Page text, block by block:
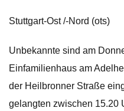
Stuttgart-Ost /-Nord (ots)
Unbekannte sind am
Einfamilienhaus am
der Heilbronner Straße
gelangten zwischen 15.20